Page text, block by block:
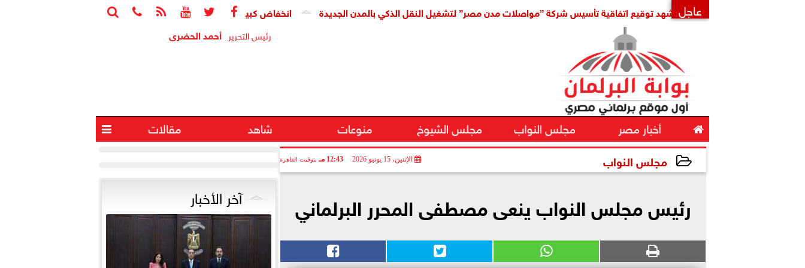





 عاجل انخفاض كبير فى سعر الدولار مقابل الجنيه صباح اليوم مدبولي يشهد توقيع اتفاقية تأسيس شركة ”مواصلات مدن مصر” لتشغيل النقل الذكي بالمدن الجديدة
رئيس التحرير أحمد الحضرى
 أخبار مصر مجلس النواب مجلس الشيوخ منوعات شاهد مقالات 
مجلس النواب الإثنين، 15 يونيو 2026 12:43 مـ بتوقيت القاهرة
رئيس مجلس النواب ينعى مصطفى المحرر البرلماني آخر الأخبار